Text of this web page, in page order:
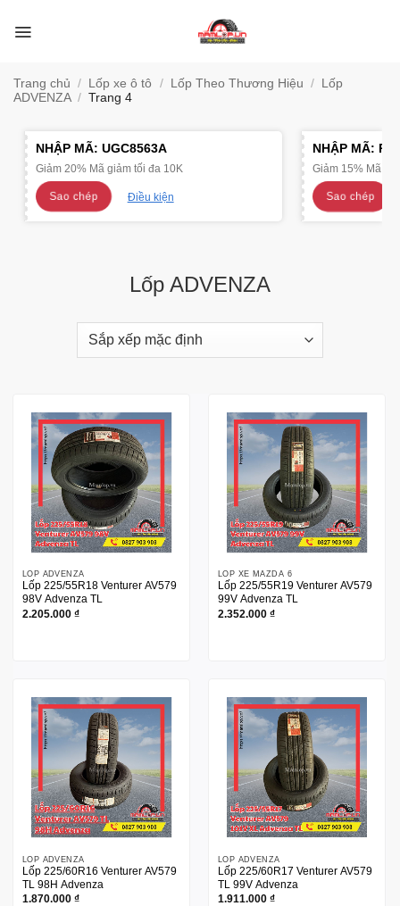
qua
Trang chủ / Lốp xe ô tô / Lốp Theo Thương Hiệu / Lốp
ADVENZA / Trang 4
NHẬP MÃ: UGC8563A
Giảm 20% Mã giảm tối đa 10K
Sao chép Điều kiện
NHẬP MÃ:
Giảm 15% Mã
Sao chép
Lốp ADVENZA
LỐP ADVENZA
Lốp 225/55R18 Venturer AV579
98V Advenza TL
2.205.000 ₫
LỐP XE MAZDA 6
Lốp 225/55R19 Venturer AV579
99V Advenza TL
2.352.000 ₫
LỐP ADVENZA
Lốp 225/60R16 Venturer AV579
TL 98H Advenza
1.870.000 ₫
LỐP ADVENZA
Lốp 225/60R17 Venturer AV579
TL 99V Advenza
1.911.000 ₫